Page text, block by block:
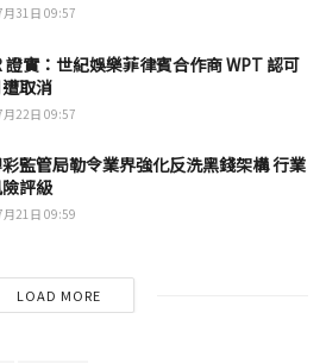
31日 09:57
證實：世紀娛樂菲律賓合作商 WPT 認可
取消
22日 09:57
監管局勒令業界強化反洗黑錢架構 行業
評級
21日 09:59
LOAD MORE